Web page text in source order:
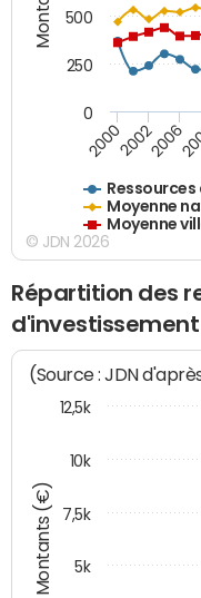
Moyenne
Moyenne
200020022006
0
250
500
© JDN 2026
Répartition des
Montants (€)
(Source : JDN
5k
7,5k
10k
12,5k